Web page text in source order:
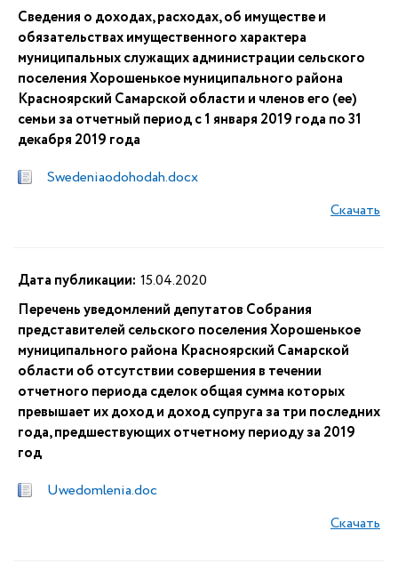
Сведения о доходах, расходах, об имуществе и
обязательствах имущественного характера
муниципальных служащих администрации сельского
поселения Хорошенькое муниципального района
Красноярский Самарской области и членов его (ее)
семьи за отчетный период с 1 января 2019 года по 31
декабря 2019 года
Swedeniaodohodah.docx
Скачать
Дата публикации: 15.04.2020
Перечень уведомлений депутатов Собрания
представителей сельского поселения Хорошенькое
муниципального района Красноярский Самарской
области об отсутствии совершения в течении
отчетного периода сделок общая сумма которых
превышает их доход и доход супруга за три последних
года, предшествующих отчетному периоду за 2019
год
Uwedomlenia.doc
Скачать